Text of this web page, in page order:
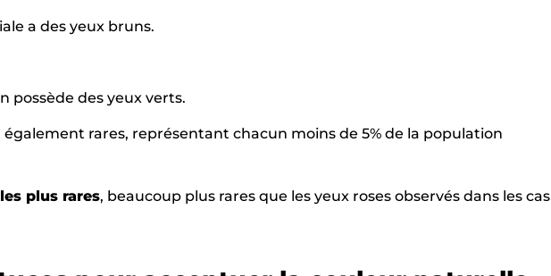
a des yeux bruns.
possède des yeux verts.
rares, représentant chacun moins de 5% de la population
les plus rares, beaucoup plus rares que les yeux roses observés dans les cas